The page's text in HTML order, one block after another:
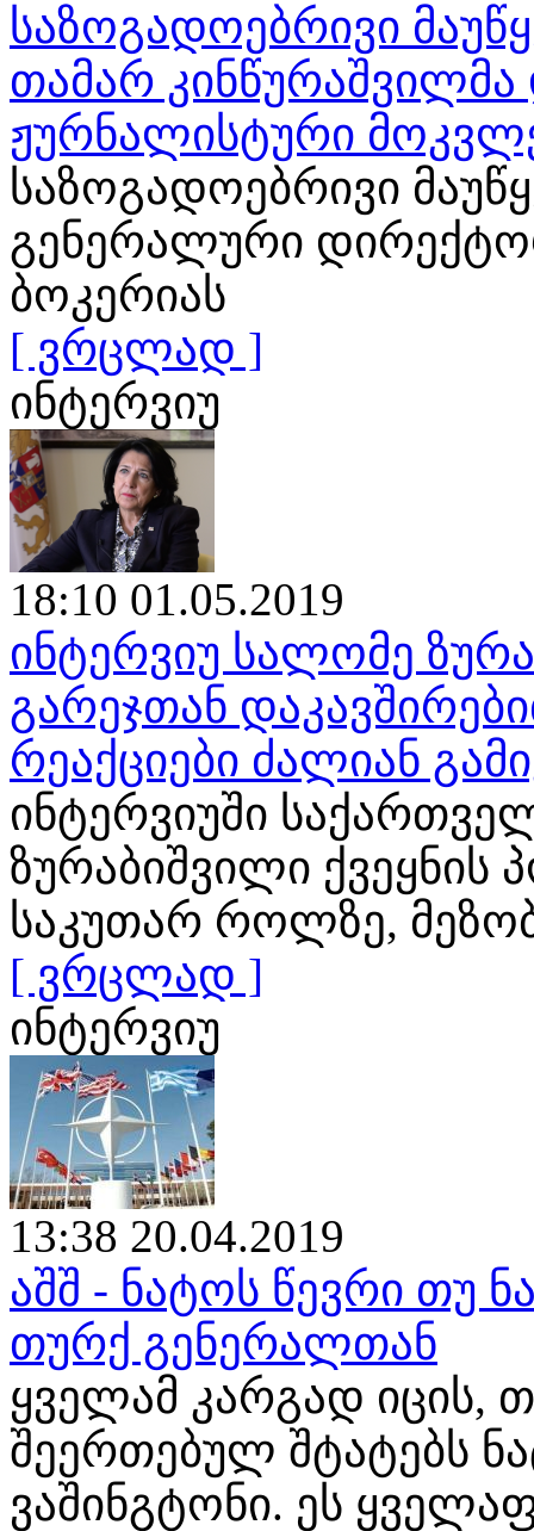
საზოგადოებრივი
თამარ
ჟურნალისტური
საზოგადოებრივი
გენერალური
ბოკერიას
[ ვრცლად ]
ინტერვიუ
18:10 01.05.2019
ინტერვიუ სალომე
გარეჯთან
რეაქციები ძალიან
ინტერვიუში
ზურაბიშვილი ქვეყნის
საკუთარ როლზე,
[ ვრცლად ]
ინტერვიუ
13:38 20.04.2019
აშშ - ნატოს წევრი თუ
თურქ გენერალთან
ყველამ კარგად იცის,
შეერთებულ შტატებს
ვაშინგტონი. ეს